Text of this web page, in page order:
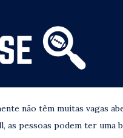
não têm muitas vagas
pessoas podem ter uma